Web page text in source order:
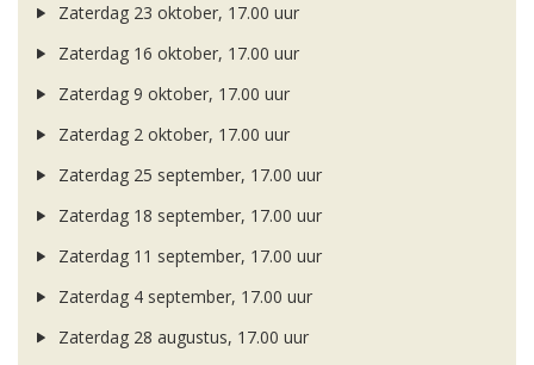
Zaterdag 23 oktober, 17.00 uur
Zaterdag 16 oktober, 17.00 uur
Zaterdag 9 oktober, 17.00 uur
Zaterdag 2 oktober, 17.00 uur
Zaterdag 25 september, 17.00 uur
Zaterdag 18 september, 17.00 uur
Zaterdag 11 september, 17.00 uur
Zaterdag 4 september, 17.00 uur
Zaterdag 28 augustus, 17.00 uur